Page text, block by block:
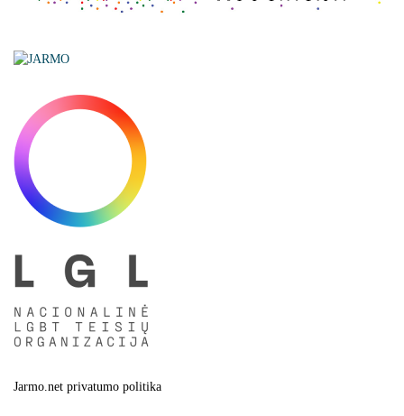
Jarmo.net privatumo politika